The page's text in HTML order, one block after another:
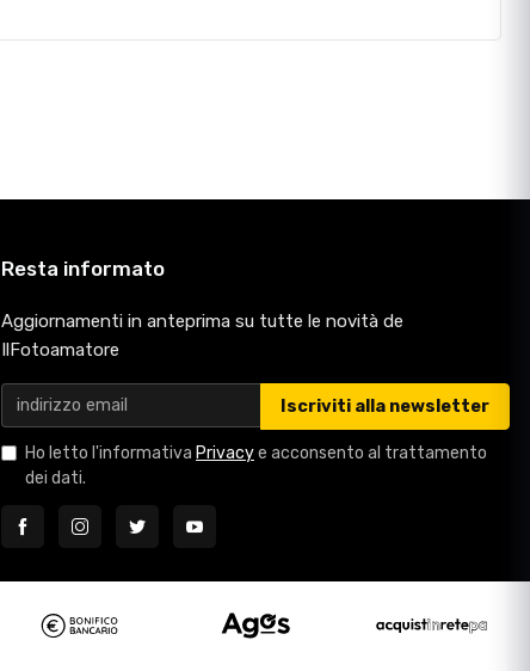
Resta informato
Aggiornamenti in anteprima su tutte le novità de
IlFotoamatore
Iscriviti alla newsletter
Ho letto l'informativa Privacye acconsento al trattamento
dei dati.